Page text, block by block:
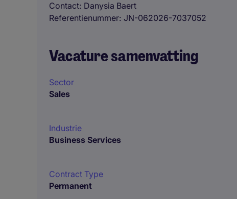
Contact Danysia Baert
Referentienummer JN-062026-7037052
Vacature samenvatting
Sector
Sales
Industrie
Business Services
Contract Type
Permanent